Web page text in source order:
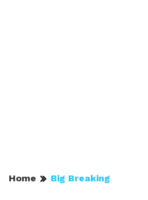
Home Big Breaking